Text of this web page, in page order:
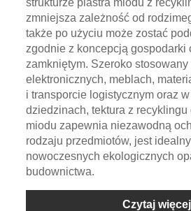
zmniejsza zależność od
także po użyciu może zostać
zgodnie z koncepcją gospodarki
zamkniętym. Szeroko
elektronicznych, meblach,
i transporcie logistycznym oraz
dziedzinach, tektura z recyklingu
miodu zapewnia niezawodną
rodzaju przedmiotów, jest
nowoczesnych ekologicznych
budownictwa.
Czytaj więcej